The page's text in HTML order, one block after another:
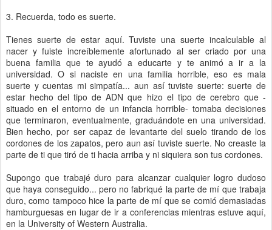
3. Recuerda, todo es suerte.
Tienes suerte de estar aquí. Tuviste una suerte incalculable al
nacer y fuiste increíblemente afortunado al ser criado por una
buena familia que te ayudó a educarte y te animó a ir a la
universidad. O si naciste en una familia horrible, eso es mala
suerte y cuentas mi simpatía... aun así tuviste suerte: suerte de
estar hecho del tipo de ADN que hizo el tipo de cerebro que -
situado en el entorno de un infancia horrible- tomaba decisiones
que terminaron, eventualmente, graduándote en una universidad.
Bien hecho, por ser capaz de levantarte del suelo tirando de los
cordones de los zapatos, pero aun así tuviste suerte. No creaste la
parte de ti que tiró de ti hacia arriba y ni siquiera son tus cordones.
Supongo que trabajé duro para alcanzar cualquier logro dudoso
que haya conseguido... pero no fabriqué la parte de mí que trabaja
duro, como tampoco hice la parte de mí que se comió demasiadas
hamburguesas en lugar de ir a conferencias mientras estuve aquí,
en la University of Western Australia.